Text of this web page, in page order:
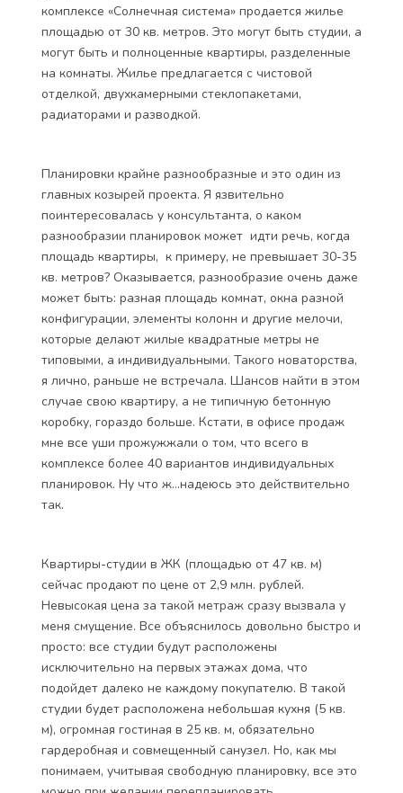
комплексе «Солнечная система» продается жилье
площадью от 30 кв. метров. Это могут быть студии, а
могут быть и полноценные квартиры, разделенные
на комнаты. Жилье предлагается с чистовой
отделкой, двухкамерными стеклопакетами,
радиаторами и разводкой.
Планировки крайне разнообразные и это один из
главных козырей проекта. Я язвительно
поинтересовалась у консультанта, о каком
разнообразии планировок может идти речь, когда
площадь квартиры, к примеру, не превышает 30-35
кв. метров? Оказывается, разнообразие очень даже
может быть: разная площадь комнат, окна разной
конфигурации, элементы колонн и другие мелочи,
которые делают жилые квадратные метры не
типовыми, а индивидуальными. Такого новаторства,
я лично, раньше не встречала. Шансов найти в этом
случае свою квартиру, а не типичную бетонную
коробку, гораздо больше. Кстати, в офисе продаж
мне все уши прожужжали о том, что всего в
комплексе более 40 вариантов индивидуальных
планировок. Ну что ж…надеюсь это действительно
так.
Квартиры-студии в ЖК (площадью от 47 кв. м)
сейчас продают по цене от 2,9 млн. рублей.
Невысокая цена за такой метраж сразу вызвала у
меня смущение. Все объяснилось довольно быстро и
просто: все студии будут расположены
исключительно на первых этажах дома, что
подойдет далеко не каждому покупателю. В такой
студии будет расположена небольшая кухня (5 кв.
м), огромная гостиная в 25 кв. м, обязательно
гардеробная и совмещенный санузел. Но, как мы
понимаем, учитывая свободную планировку, все это